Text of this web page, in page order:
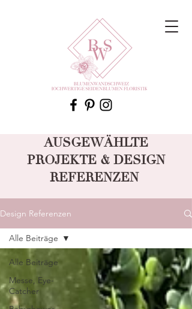
AUSGEWÄHLTE
PROJEKTE & DESIGN
REFERENZEN
Design Referenzen
Alle Beiträge
Messe, Eye-
Catcher
Alle Beiträge